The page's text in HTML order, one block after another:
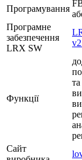
Програмування
Програмне
забезпечення
LRX SW
Функції
Сайт